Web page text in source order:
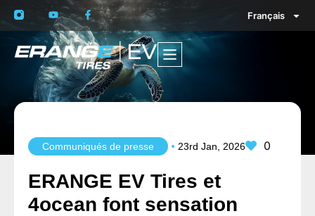
Français
Communiqués de presse 23rd Jan, 2026 0
ERANGE EV Tires et
4ocean font sensation